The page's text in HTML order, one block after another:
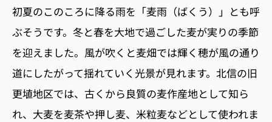
初夏のこのころに降る雨を「麦雨（ばくう）」とも呼
ぶそうです。冬と春を大地で過ごした麦が実りの季節
を迎えました。風が吹くと麦畑では輝く穂が風の通り
道にしたがって揺れていく光景が見れます。北信の旧
更埴地区では、古くから良質の麦作産地として知ら
れ、大麦を麦茶や押し麦、米粒麦などとして使われま